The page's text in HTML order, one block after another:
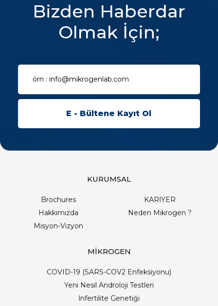
Bizden Haberdar
Olmak İçin;
KURUMSAL
Brochures
KARİYER
Hakkımızda
Neden Mikrogen ?
Misyon-Vizyon
MİKROGEN
COVID-19 (SARS-COV2 Enfeksiyonu)
Yeni Nesil Androloji Testleri
İnfertilite Genetiği